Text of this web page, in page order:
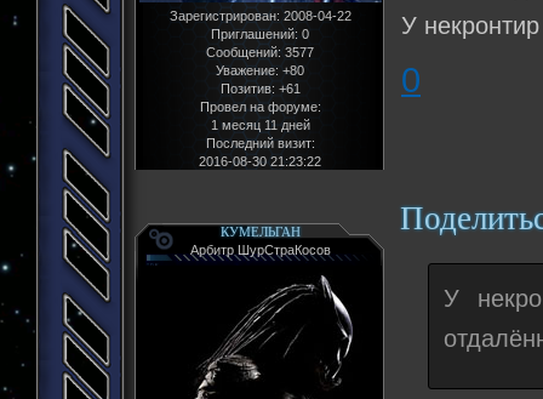
Зарегистрирован: 2008-04-22
Приглашений: 0
Сообщений: 3577
Уважение: +80
Позитив: +61
Провел на форуме:
1 месяц 11 дней
Последний визит:
2016-08-30 21:23:22
У
0
КУМЕЛЬГАН
Арбитр ШурСтраКосов
У